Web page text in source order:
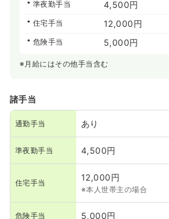
準夜勤手当 4,500円
住宅手当 12,000円
危険手当 5,000円
※月給にはその他手当含む
諸手当
通勤手当 あり
準夜勤手当 4,500円
住宅手当
12,000円
※本人世帯主の場合
危険手当 5,000円